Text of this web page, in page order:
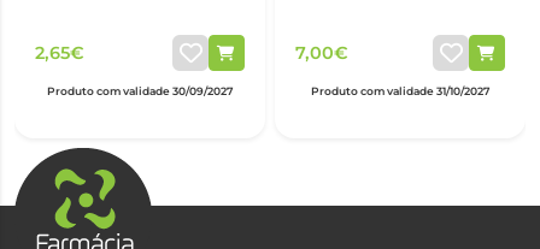
2,65€
Produto com validade 30/09/2027
7,00€
Produto com validade 31/10/2027